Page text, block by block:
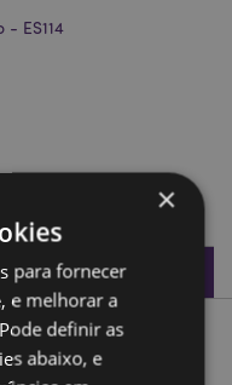
ES114
×
para fornecer
e melhorar a
definir as
abaixo, e